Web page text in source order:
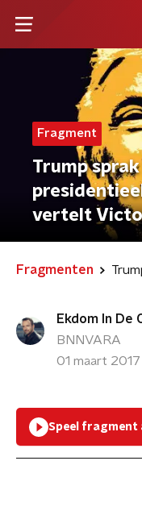
Fragment
Trump
vertelt
Fragmenten
Ekdom In De
BNNVARA
01 maart
Speel fragment